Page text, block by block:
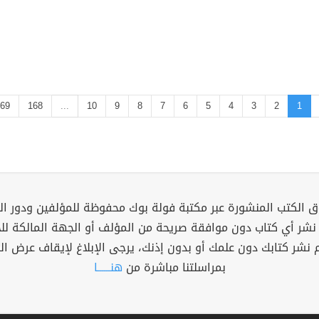
1
2
3
4
5
6
7
8
9
10
...
168
الكتب المنشورة عبر مكتبة فولة بوك محفوظة للمؤلفين ودور
نشر أي كتاب دون موافقة صريحة من المؤلف أو الجهة المالكة
نشر كتابك دون علمك أو بدون إذنك، يرجى الإبلاغ لإيقاف عرض
بمراسلتنا مباشرة من هنــــــا